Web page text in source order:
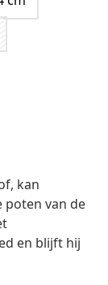
kan
poten van de
en blijft hij